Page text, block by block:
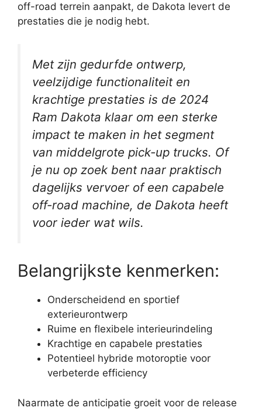
off-road terrein aanpakt, de Dakota levert de
prestaties die je nodig hebt.
Met zijn gedurfde ontwerp,
veelzijdige functionaliteit en
krachtige prestaties is de 2024
Ram Dakota klaar om een sterke
impact te maken in het segment
van middelgrote pick-up trucks. Of
je nu op zoek bent naar praktisch
dagelijks vervoer of een capabele
off-road machine, de Dakota heeft
voor ieder wat wils.
Belangrijkste kenmerken:
Onderscheidend en sportief
exterieurontwerp
Ruime en flexibele interieurindeling
Krachtige en capabele prestaties
Potentieel hybride motoroptie voor
verbeterde efficiency
Naarmate de anticipatie groeit voor de release